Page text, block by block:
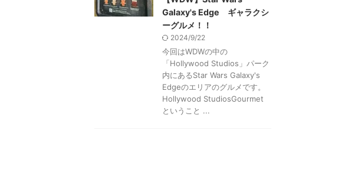
Galaxy's Edge ギャラクシ
ーグルメ！！
2024/9/22
今回はWDWの中の
「Hollywood Studios」パーク
内にあるStar Wars Galaxy's
Edgeのエリアのグルメです。
Hollywood StudiosGourmet
ということ ...